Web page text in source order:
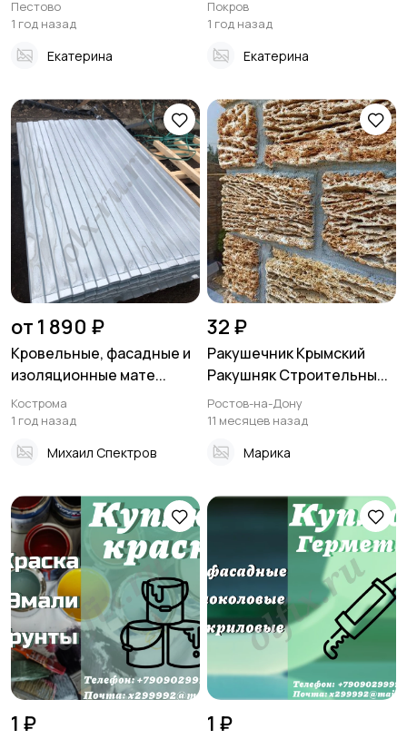
Пестово
1 год назад
Екатерина
Покров
1 год назад
Екатерина
от 1 890 ₽
Кровельные, фасадные и
изоляционные мате...
Кострома
1 год назад
Михаил Спектров
32 ₽
Ракушечник Крымский
Ракушняк Строительны...
Ростов-на-Дону
11 месяцев назад
Марика
1 ₽ 1 ₽